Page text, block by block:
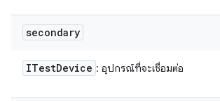
secondary
ITestDevice : อุปกรณ์ที่จะเชื่อมต่อ